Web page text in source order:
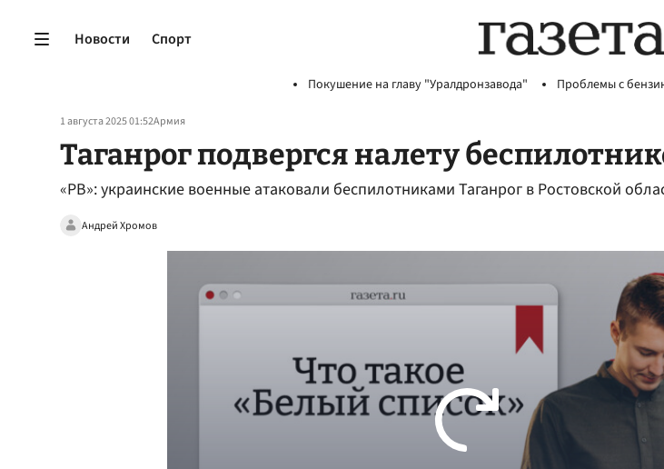
Новости Спорт
Покушение на главу "Уралдронзавода" Проблемы с
1 августа 2025 01:52Армия
Таганрог подвергся налету
«РВ»: украинские военные атаковали беспилотниками Таганрог в Ростовской
Андрей Хромов